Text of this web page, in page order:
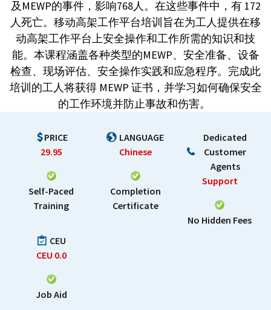
及MEWP的事件，影响768人。在这些事件中，有 172
人死亡。移动高架工作平台培训旨在为工人提供在移
动高架工作平台上安全操作和工作所需的知识和技
能。本课程涵盖各种类型的MEWP、安全准备、设备
检查、现场评估、安全操作实践和应急程序。完成此
培训的工人将获得 MEWP 证书，并学习如何确保安全
的工作环境并防止事故和伤害。
PRICE
29.95
Self-Paced
Training
LANGUAGE
Chinese
Completion
Certificate
Dedicated
Customer
Agents
Support
No Hidden Fees
CEU
CEU 0.0
Job Aid